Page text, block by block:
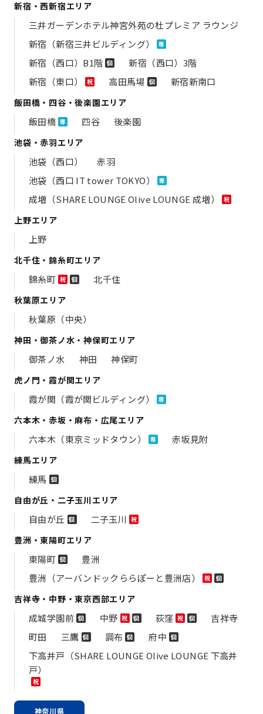
新宿・西新宿エリア
三井ガーデンホテル神宮外苑の​杜プレミア ラウンジ
新宿（新宿三井ビルディング）
専
新宿（西口）B1階 個
新宿（西口）3階
新宿（東口）
祝 高田馬場 個 新宿新南口
飯田橋・四谷・後楽園エリア
飯田橋 専 四谷 後楽園
池袋・赤羽エリア
池袋（西口）
赤羽
池袋（西口 IT tower TOKYO）
専
成増（SHARE LOUNGE Olive LOUNGE 成増） 祝
上野エリア
上野
北千住・錦糸町エリア
錦糸町 祝 個 北千住
秋葉原エリア
秋葉原（中央）
神田・御茶ノ水・神保町エリア
御茶ノ水 神田 神保町
虎ノ門・霞が関エリア
霞が関（霞が関ビルディング） 専
六本木・赤坂・麻布・広尾エリア
六本木（東京ミッドタウン） 専 赤坂見附
練馬エリア
練馬 個
自由が丘・二子玉川エリア
自由が丘 個 二子玉川 祝
豊洲・東陽町エリア
東陽町 個
豊洲
豊洲（アーバンドックららぽーと豊洲店）
祝 個
吉祥寺・中野・東京西部エリア
成城学園前 個 中野 祝 個 荻窪 祝 個
吉祥寺
町田
三鷹 個 調布 個 府中 個
下高井戸（SHARE LOUNGE Olive LOUNGE 下高井
戸）
祝
神奈川県